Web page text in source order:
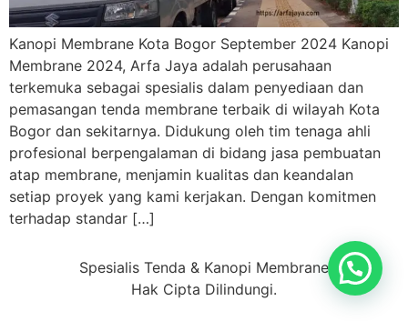
Kanopi Membrane Kota Bogor September 2024 Kanopi
Membrane 2024, Arfa Jaya adalah perusahaan
terkemuka sebagai spesialis dalam penyediaan dan
pemasangan tenda membrane terbaik di wilayah Kota
Bogor dan sekitarnya. Didukung oleh tim tenaga ahli
profesional berpengalaman di bidang jasa pembuatan
atap membrane, menjamin kualitas dan keandalan
setiap proyek yang kami kerjakan. Dengan komitmen
terhadap standar […]
Spesialis Tenda & Kanopi Membrane
Hak Cipta Dilindungi.